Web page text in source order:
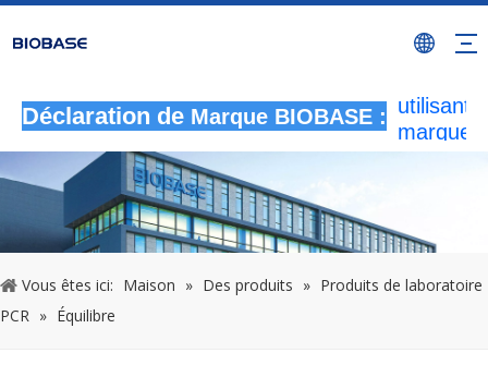
Déclaration de Marque BIOBASE :
activités
utilisant
marque
Vous êtes ici: Maison » Des produits » Produits de laboratoire
PCR » Équilibre